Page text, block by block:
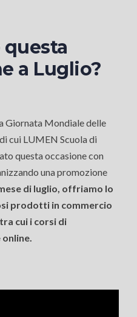
questa
a Luglio?
Giornata Mondiale delle
cui LUMEN Scuola di
questa occasione con
una promozione
di luglio, offriamo lo
prodotti in commercio
cui i corsi di